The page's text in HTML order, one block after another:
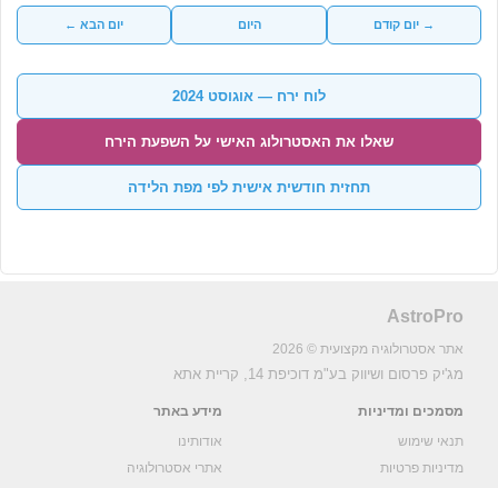
→ יום קודם היום יום הבא ←
לוח ירח — אוגוסט 2024
שאלו את האסטרולוג האישי על השפעת הירח
תחזית חודשית אישית לפי מפת הלידה
AstroPro
אתר אסטרולוגיה מקצועית © 2026
מג'יק פרסום ושיווק בע"מ דוכיפת 14, קריית אתא
מסמכים ומדיניות
תנאי שימוש
מדיניות פרטיות
מידע באתר
אודותינו
אתרי אסטרולוגיה